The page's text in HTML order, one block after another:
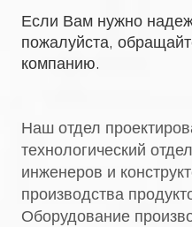
Если Вам нужно
пожалуйста,
компанию.
Наш отдел
технологический
инженеров и
производства
Оборудование